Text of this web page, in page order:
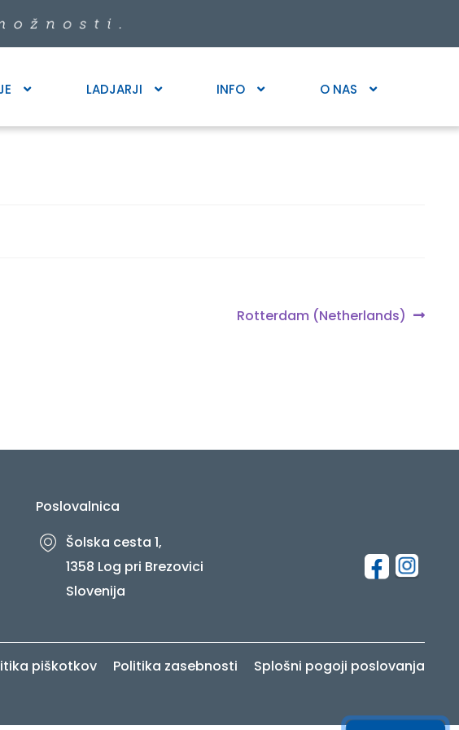
LADJARJI INFO O NAS
Next
Rotterdam (Netherlands)
Poslovalnica
Šolska cesta 1,
1358 Log pri Brezovici
Slovenija
piškotkov Politika zasebnosti Splošni pogoji poslovanja